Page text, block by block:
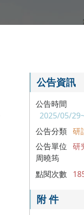
公告資訊
公告時間
2025/05/
公告分類 研
公告單位
研
周曉筠
點閱次數
附 件